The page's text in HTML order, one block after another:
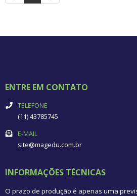
ENTRE EM CONTATO
TELEFONE
(11) 43785745
E-MAIL
site@magedu.com.br
INFORMAÇÕES TÉCNICAS
O prazo de produção é apenas uma